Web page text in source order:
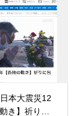
日本大震災12
き】祈り…